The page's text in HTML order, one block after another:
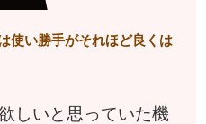
使い勝手がそれほど良くは
しいと思っていた機